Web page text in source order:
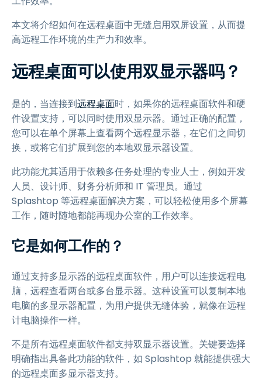
本文将介绍如何在远程桌面中无缝启用双屏设置，从而提
高远程工作环境的生产力和效率。
远程桌面可以使用双显示器吗？
是的，当连接到远程桌面时，如果你的远程桌面软件和硬
件设置支持，可以同时使用双显示器。通过正确的配置，
您可以在单个屏幕上查看两个远程显示器，在它们之间切
换，或将它们扩展到您的本地双显示器设置。
此功能尤其适用于依赖多任务处理的专业人士，例如开发
人员、设计师、财务分析师和 IT 管理员。通过
Splashtop 等远程桌面解决方案，可以轻松使用多个屏幕
工作，随时随地都能再现办公室的工作效率。
它是如何工作的？
通过支持多显示器的远程桌面软件，用户可以连接远程电
脑，远程查看两台或多台显示器。这种设置可以复制本地
电脑的多显示器配置，为用户提供无缝体验，就像在远程
计电脑操作一样。
不是所有远程桌面软件都支持双显示器设置。关键要选择
明确指出具备此功能的软件，如 Splashtop 就能提供强大
的远程桌面多显示器支持。